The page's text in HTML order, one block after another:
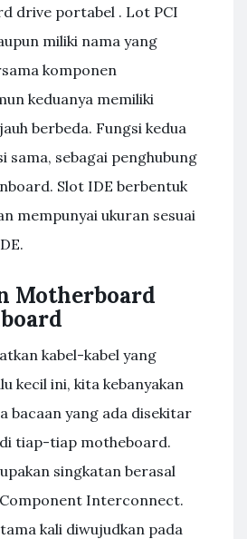
drive portabel . Lot PCI
miliki nama yang
komponen
keduanya memiliki
berbeda. Fungsi kedua
sama, sebagai penghubung
Slot IDE berbentuk
mempunyai ukuran sesuai
Motherboard
kabel-kabel yang
kecil ini, kita kebanyakan
bacaan yang ada disekitar
tiap-tiap motheboard.
singkatan berasal
Interconnect.
kali diwujudkan pada